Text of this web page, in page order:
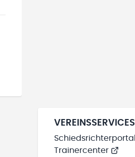
VEREINSSERVICES
Schiedsrichterportal
Trainercenter